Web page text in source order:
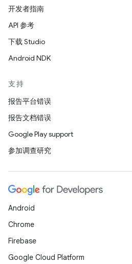
开发者指南
API 参考
下载 Studio
Android NDK
支持
报告平台错误
报告文档错误
Google Play support
参加调查研究
Android
Chrome
Firebase
Google Cloud Platform